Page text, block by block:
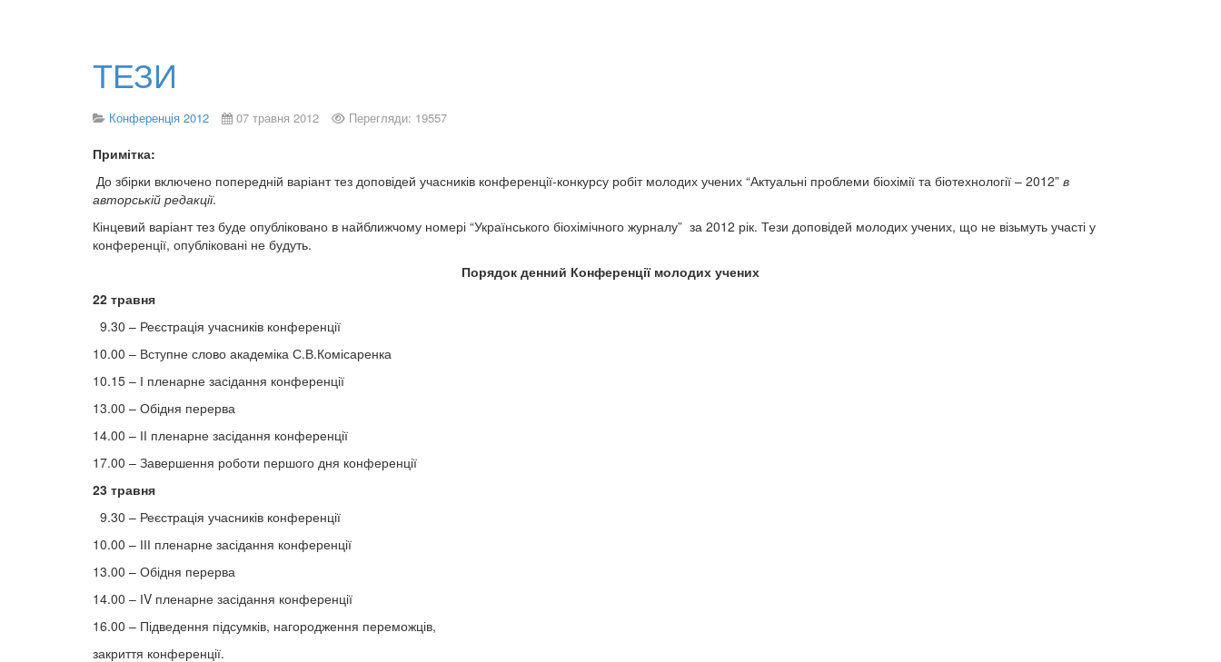
ТЕЗИ
Конференція 2012 07 травня 2012 Перегляди: 19557
Примітка:
До збірки включено попередній варіант тез доповідей учасників конференції-конкурсу робіт молодих учених “Актуальні проблеми біохімії та біотехнології – 2012” в
авторській редакції.
Кінцевий варіант тез буде опубліковано в найближчому номері “Українського біохімічного журналу” за 2012 рік. Тези доповідей молодих учених, що не візьмуть участі у
конференції, опубліковані не будуть.
Порядок денний Конференції молодих учених
22 травня
9.30 – Реєстрація учасників конференції
10.00 – Вступне слово академіка С.В.Комісаренка
10.15 – І пленарне засідання конференції
13.00 – Обідня перерва
14.00 – ІІ пленарне засідання конференції
17.00 – Завершення роботи першого дня конференції
23 травня
9.30 – Реєстрація учасників конференції
10.00 – ІІІ пленарне засідання конференції
13.00 – Обідня перерва
14.00 – ІV пленарне засідання конференції
16.00 – Підведення підсумків, нагородження переможців,
закриття конференції.